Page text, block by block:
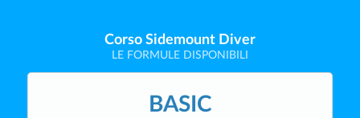
Corso Sidemount Diver
LE FORMULE DISPONIBILI
BASIC